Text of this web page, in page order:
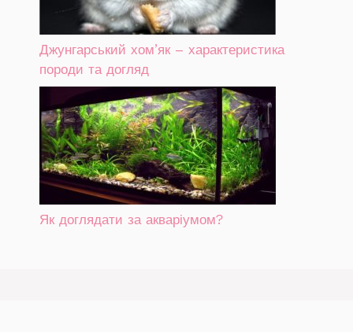
Джунгарський хом’як – характеристика
породи та догляд
Як доглядати за акваріумом?